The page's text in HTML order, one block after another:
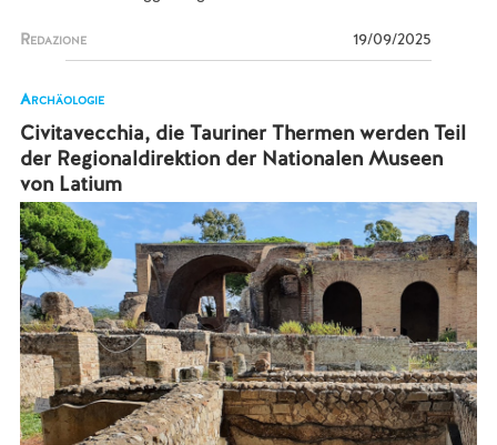
Redazione 19/09/2025
Archäologie
Civitavecchia, die Tauriner Thermen werden Teil
der Regionaldirektion der Nationalen Museen
von Latium